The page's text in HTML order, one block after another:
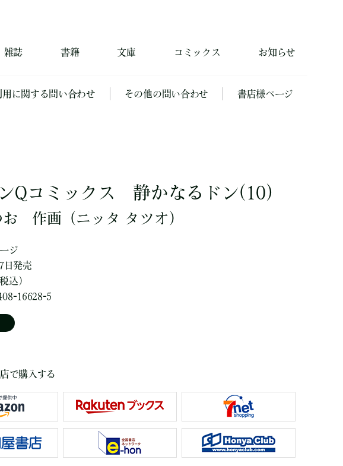
雑誌 書籍 文庫 コミックス お知らせ
用に関する問い合わせ その他の問い合わせ 書店様ページ
Qコミックス 静かなるドン(10)
作画 （ニッタ タツオ）
ジ
日発売
込）
16628-5
で購入する